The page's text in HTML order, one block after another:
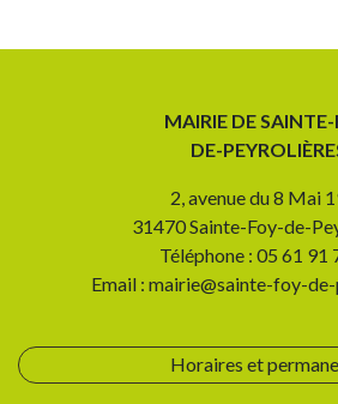
MAIRIE DE
DE-
2, avenue du 8 Mai
31470 Sainte-Foy-de-
Téléphone : 05 61 91
Email : mairie@sainte-foy-
Horaires et